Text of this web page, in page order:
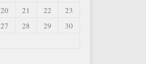
20 21 22
23
27 28 29
30